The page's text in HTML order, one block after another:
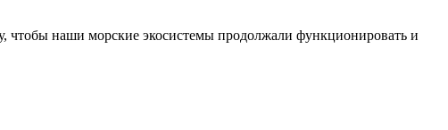
чтобы наши морские экосистемы продолжали функционировать и